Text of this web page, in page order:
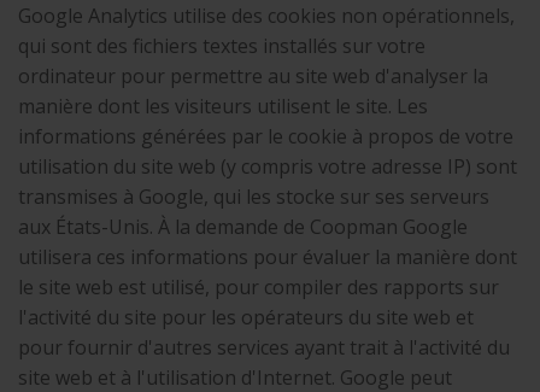
Google Analytics utilise des cookies non opérationnels,
qui sont des fichiers textes installés sur votre
ordinateur pour permettre au site web d'analyser la
manière dont les visiteurs utilisent le site. Les
informations générées par le cookie à propos de votre
utilisation du site web (y compris votre adresse IP) sont
transmises à Google, qui les stocke sur ses serveurs
aux États-Unis. À la demande de Coopman Google
utilisera ces informations pour évaluer la manière dont
le site web est utilisé, pour compiler des rapports sur
l'activité du site pour les opérateurs du site web et
pour fournir d'autres services ayant trait à l'activité du
site web et à l'utilisation d'Internet. Google peut